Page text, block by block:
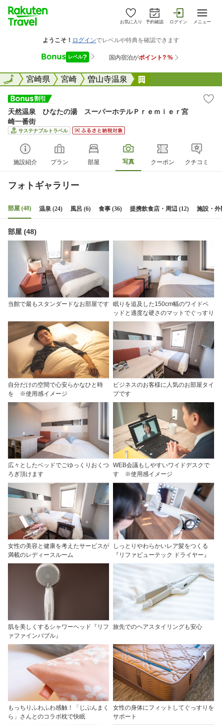
お気に入り 予約確認 ログイン メニュー
全国宮崎県 宮崎 曽山寺温泉
全国
天然温泉 ひなたの湯 スーパーホテルＰｒｅｍｉｅｒ宮
崎一番街
サステナブルトラベル
施設紹介 プラン 部屋 写真 クーポン クチコミ
フォトギャラリー
部屋 (48) 温泉 (24) 風呂 (6) 食事 (36) 提携飲食店・周辺 (12) 施設・外
部屋 (48)
当館で最もスタンダードなお部屋です 眠りを追及した150cm幅のワイドベ
ッドと適度な硬さのマットでぐっすり
自分だけの空間で心安らかなひと時
を ※使用感イメージ
ビジネスのお客様に人気のお部屋タイ
プです
広々としたベッドでごゆっくりおくつ
ろぎ頂けます
WEB会議もしやすいワイドデスクで
す ※使用感イメージ
女性の美容と健康を考えたサービスが
満載のレディースルーム
しっとりやわらかいレア髪をつくる
『リファビューテック ドライヤー』
肌を美しくするシャワーヘッド『リフ
ァファインバブル』
旅先でのヘアスタイリングも安心
もっちりふわふわ感触！「じぶんまく
ら」さんとのコラボ枕で快眠
女性の身体にフィットしてぐっすりを
サポート